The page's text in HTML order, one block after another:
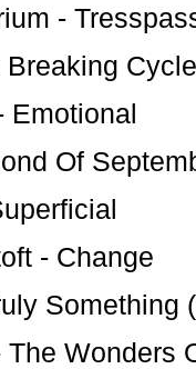
-
Breaking
Emotional
Of
- Change
Something
Wonders